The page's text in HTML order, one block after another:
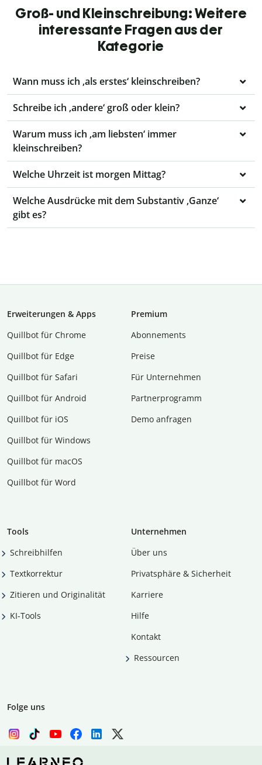
Groß- und Kleinschreibung: Weitere
interessante Fragen aus der
Kategorie
Wann muss ich ‚als erstes‘ kleinschreiben?
Schreibe ich ‚andere‘ groß oder klein?
Warum muss ich ‚am liebsten‘ immer
kleinschreiben?
Welche Uhrzeit ist morgen Mittag?
Welche Ausdrücke mit dem Substantiv ‚Ganze‘
gibt es?
Erweiterungen & Apps
Quillbot für Chrome
Quillbot für Edge
Quillbot für Safari
Quillbot für Android
Quillbot für iOS
Quillbot für Windows
Quillbot für macOS
Quillbot für Word
Premium
Abon­ne­ments
Preise
Für Unternehmen
Partnerprogramm
Demo anfragen
Tools
Schreibhilfen
Textkorrektur
Zitieren und Originalität
KI-Tools
Unternehmen
Über uns
Privatsphäre & Sicherheit
Karriere
Hilfe
Kontakt
Ressourcen
Folge uns